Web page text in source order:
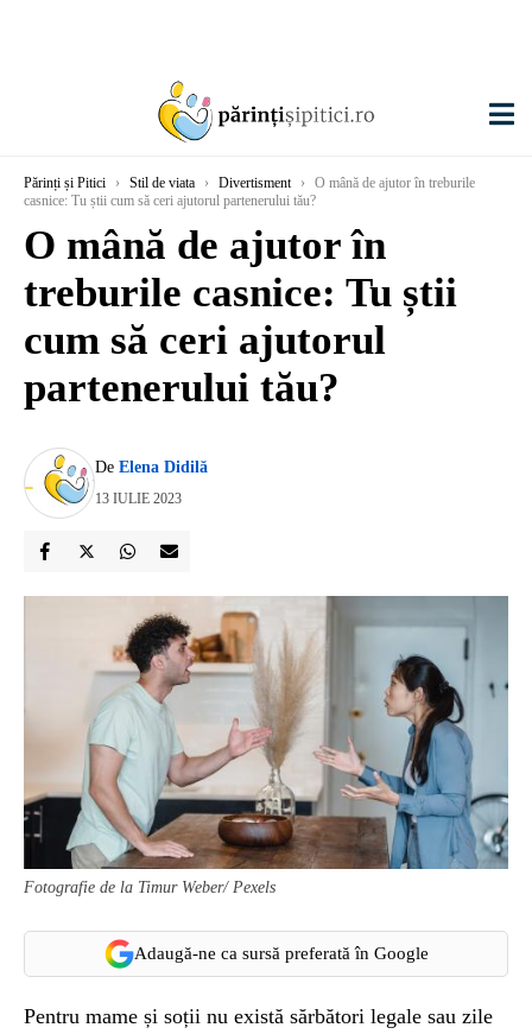
Părinți și Pitici › Stil de viata › Divertisment ›
O mână de ajutor în treburile
casnice: Tu știi cum să ceri ajutorul partenerului tău?
O mână de ajutor în
treburile casnice: Tu știi
cum să ceri ajutorul
partenerului tău?
De Elena Didilă
13 IULIE 2023
Fotografie de la Timur Weber/ Pexels
Adaugă-ne ca sursă preferată în Google
Pentru mame și soții nu există sărbători legale sau zile